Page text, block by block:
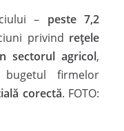
– peste 7,2
privind rețele
sectorul agricol,
firmelor
corectă. FOTO: